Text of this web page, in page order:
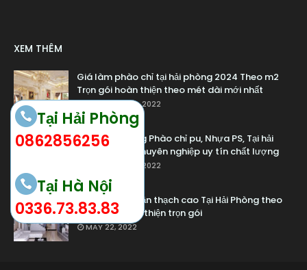
Tại Hải Phòng
0862856256
Tại Hà Nội
0336.73.83.83
XEM THÊM
Giá làm phào chỉ tại hải phòng 2024 Theo m2
Trọn gói hoàn thiện theo mét dài mới nhất
SEPTEMBER 12, 2022
Dịch vụ thi công Phào chỉ pu, Nhựa PS, Tại hải
phòng giá rẻ chuyên nghiệp uy tín chất lượng
SEPTEMBER 12, 2022
Giá thi công trần thạch cao Tại Hải Phòng theo
m2 2024 hoàn thiện trọn gói
MAY 22, 2022